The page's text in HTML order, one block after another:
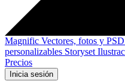
Magnific Vectores, fotos y
personalizables Storyset
Precios
Inicia sesión